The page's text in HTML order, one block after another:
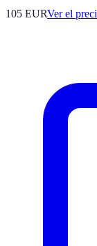
105 EURVer el